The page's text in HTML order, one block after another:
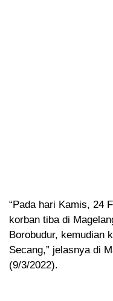
“Pada hari Kamis, 24
korban tiba di
Borobudur, kemudian
Secang,” jelasnya di
(9/3/2022).